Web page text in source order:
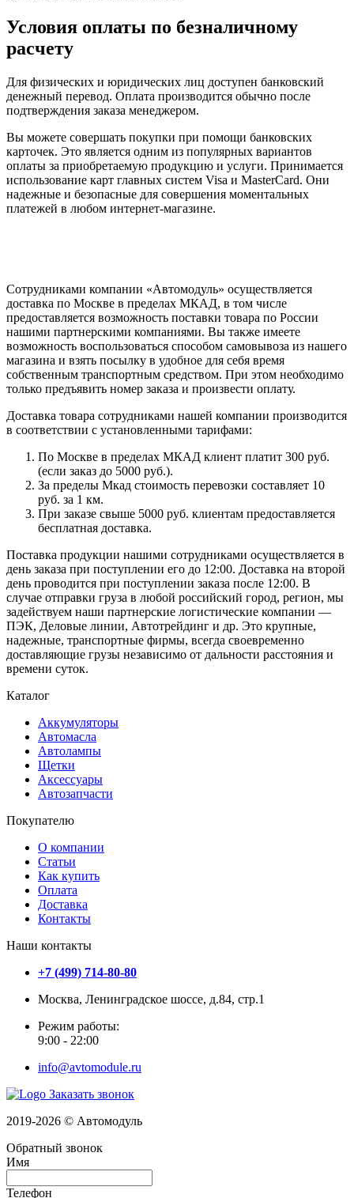
Условия оплаты по безналичному
расчету
Для физических и юридических лиц доступен банковский
денежный перевод. Оплата производится обычно после
подтверждения заказа менеджером.
Вы можете совершать покупки при помощи банковских
карточек. Это является одним из популярных вариантов
оплаты за приобретаемую продукцию и услуги. Принимается
использование карт главных систем Visa и MasterCard. Они
надежные и безопасные для совершения моментальных
платежей в любом интернет-магазине.
Сотрудниками компании «Автомодуль» осуществляется
доставка по Москве в пределах МКАД, в том числе
предоставляется возможность поставки товара по России
нашими партнерскими компаниями. Вы также имеете
возможность воспользоваться способом самовывоза из нашего
магазина и взять посылку в удобное для себя время
собственным транспортным средством. При этом необходимо
только предъявить номер заказа и произвести оплату.
Доставка товара сотрудниками нашей компании производится
в соответствии с установленными тарифами:
По Москве в пределах МКАД клиент платит 300 руб.
(если заказ до 5000 руб.).
За пределы Мкад стоимость перевозки составляет 10
руб. за 1 км.
При заказе свыше 5000 руб. клиентам предоставляется
бесплатная доставка.
Поставка продукции нашими сотрудниками осуществляется в
день заказа при поступлении его до 12:00. Доставка на второй
день проводится при поступлении заказа после 12:00. В
случае отправки груза в любой российский город, регион, мы
задействуем наши партнерские логистические компании —
ПЭК, Деловые линии, Автотрейдинг и др. Это крупные,
надежные, транспортные фирмы, всегда своевременно
доставляющие грузы независимо от дальности расстояния и
времени суток.
Каталог
Аккумуляторы
Автомасла
Автолампы
Щетки
Аксессуары
Автозапчасти
Покупателю
О компании
Статьи
Как купить
Оплата
Доставка
Контакты
Наши контакты
+7 (499) 714-80-80
Москва, Ленинградское шоссе, д.84, стр.1
Режим работы:
9:00 - 22:00
info@avtomodule.ru
Заказать звонок
2019-2026 © Автомодуль
Обратный звонок
Имя
Телефон